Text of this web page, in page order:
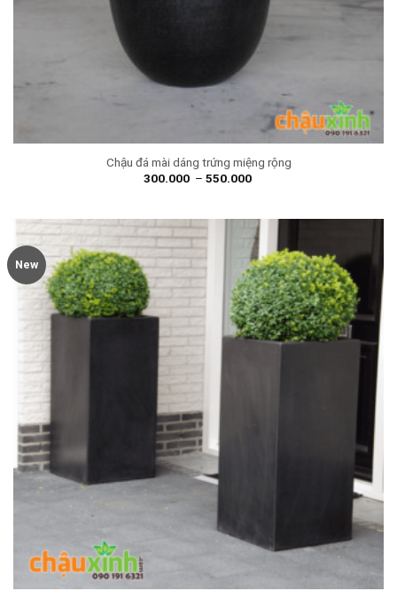
Chậu đá mài dáng trứng miệng rộng
300.000 – 550.000
New